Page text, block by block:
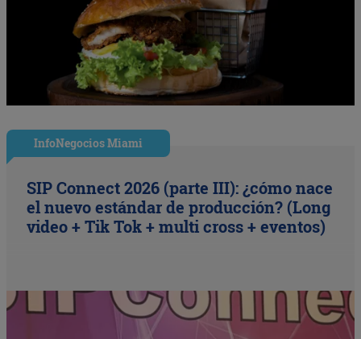
InfoNegocios Miami
SIP Connect 2026 (parte III): ¿cómo nace
el nuevo estándar de producción? (Long
video + Tik Tok + multi cross + eventos)